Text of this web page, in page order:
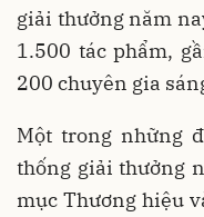
giải thưởng năm
1.500 tác phẩm,
200 chuyên gia
Một trong những
thống giải thưởng
mục Thương hiệu